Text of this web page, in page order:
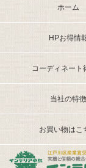
ホーム
HPお得情
コーディネート
当社の特徴
お買い物はこ